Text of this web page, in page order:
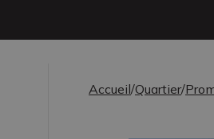
Accueil/Quartier/